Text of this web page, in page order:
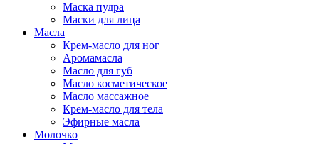
Маска пудра
Маски для лица
Масла
Крем-масло для ног
Аромамасла
Масло для губ
Масло косметическое
Масло массажное
Крем-масло для тела
Эфирные масла
Молочко